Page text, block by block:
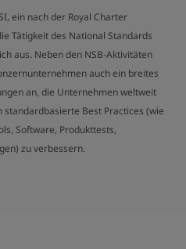
ein nach der Royal Charter
Tätigkeit des National Standards
aus. Neben den NSB-Aktivitäten
auch ein breites
an, die Unternehmen weltweit
Best Practices (wie
Software, Produkttests,
zu verbessern.